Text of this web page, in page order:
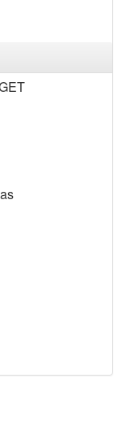
Hilight 2 vòng
nồi để đun
thất thoát nhiệt
rán.
dòng điện đi
nhiễm từ sinh
hoạt động của